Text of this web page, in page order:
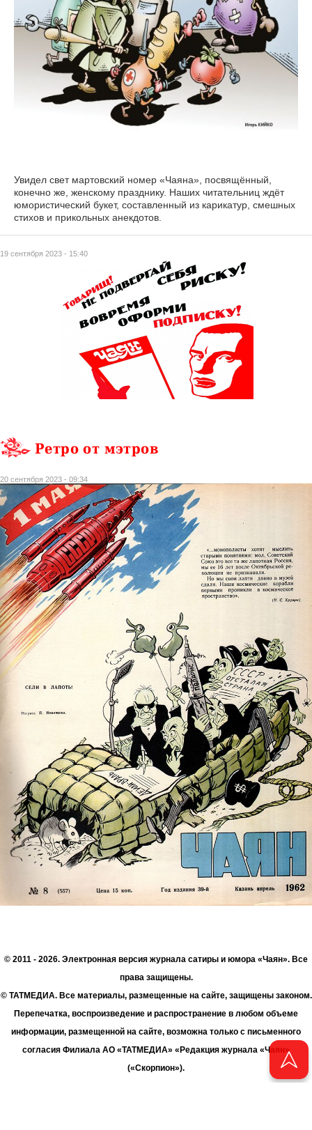
19 сентября 2023 - 15:40
Увидел свет мартовский номер «Чаяна», посвящённый,
конечно же, женскому празднику. Наших читательниц ждёт
юмористический букет, составленный из карикатур, смешных
стихов и прикольных анекдотов.
Ретро от мэтров
20 сентября 2023 - 09:34
© 2011 - 2026. Электронная версия журнала сатиры и юмора «Чаян». Все
права защищены.
© ТАТМЕДИА. Все материалы, размещенные на сайте, защищены законом.
Перепечатка, воспроизведение и распространение в любом объеме
информации, размещенной на сайте, возможна только с письменного
согласия Филиала АО «ТАТМЕДИА» «Редакция журнала «Чаян»
(«Скорпион»).
При поддержке Республиканского агентства по печати и массовым